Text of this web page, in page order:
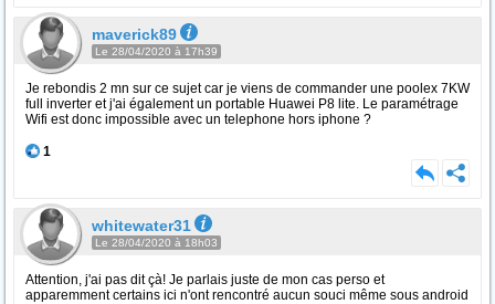
maverick89
Le 28/04/2020 à 17h39
Je rebondis 2 mn sur ce sujet car je viens de commander une poolex 7KW
full inverter et j'ai également un portable Huawei P8 lite. Le paramétrage
Wifi est donc impossible avec un telephone hors iphone ?
1
whitewater31
Le 28/04/2020 à 18h03
Attention, j'ai pas dit çà! Je parlais juste de mon cas perso et
apparemment certains ici n'ont rencontré aucun souci même sous android